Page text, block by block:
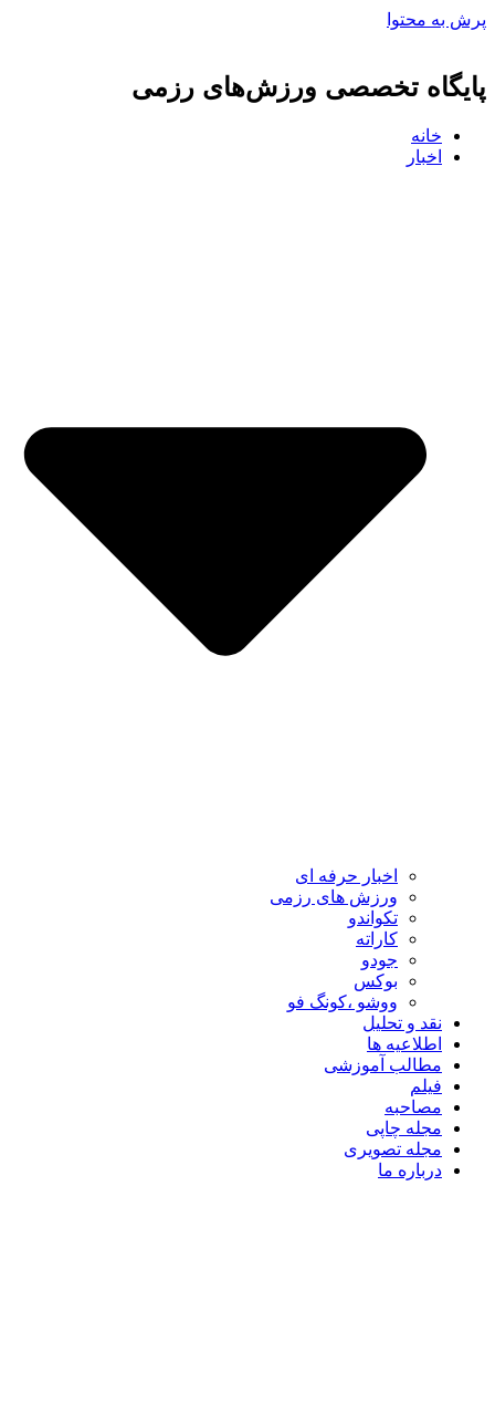
محتوا
تخصصی ورزش‌های رزمی
خانه
اخبار
اخبار حرفه ای
ورزش های رزمی
تکواندو
کاراته
جودو
بوکس
ووشو ،کونگ فو
نقد و تحلیل
اطلاعیه ها
مطالب آموزشی
فیلم
مصاحبه
مجله چاپی
مجله تصویری
درباره ما